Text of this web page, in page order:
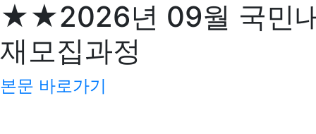
★★2026년 09월 국민
재모집과정
본문 바로가기